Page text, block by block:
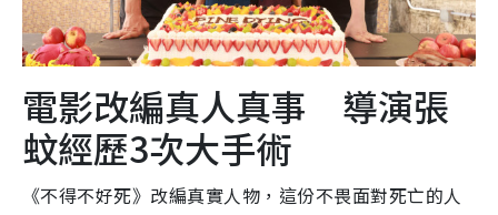
電影改編真人真事 導演張
蚊經歷3次大手術
《不得不好死》改編真實人物，這份不畏面對死亡的人